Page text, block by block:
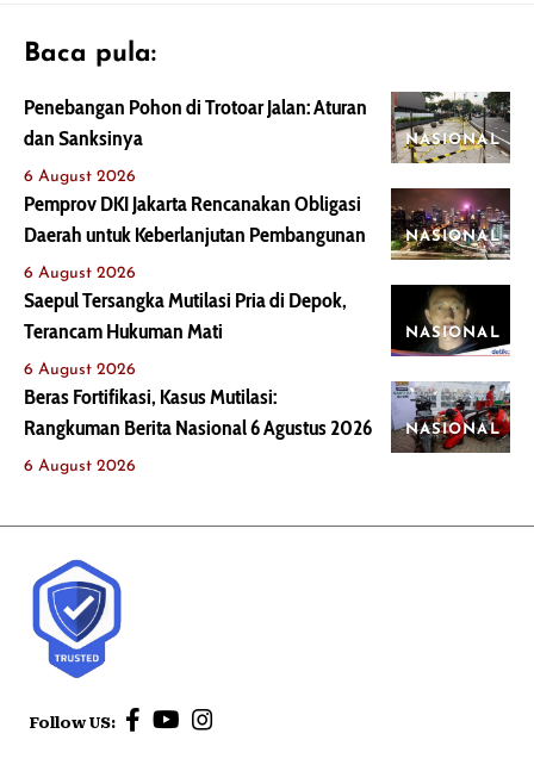
Baca pula:
NASIONAL
Penebangan Pohon di Trotoar Jalan: Aturan
dan Sanksinya
6 August 2026
NASIONAL
Pemprov DKI Jakarta Rencanakan Obligasi
Daerah untuk Keberlanjutan Pembangunan
6 August 2026
NASIONAL
Saepul Tersangka Mutilasi Pria di Depok,
Terancam Hukuman Mati
6 August 2026
NASIONAL
Beras Fortifikasi, Kasus Mutilasi:
Rangkuman Berita Nasional 6 Agustus 2026
6 August 2026
Follow US: